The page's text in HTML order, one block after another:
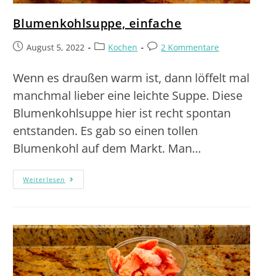
Blumenkohlsuppe, einfache
August 5, 2022 Kochen 2 Kommentare
Wenn es draußen warm ist, dann löffelt mal
manchmal lieber eine leichte Suppe. Diese
Blumenkohlsuppe hier ist recht spontan
entstanden. Es gab so einen tollen
Blumenkohl auf dem Markt. Man…
Weiterlesen